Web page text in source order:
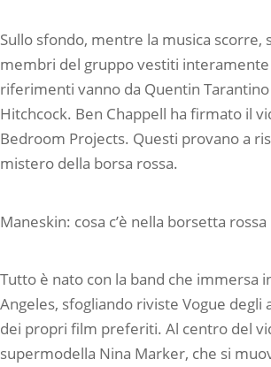
Sullo sfondo, mentre la musica scorre,
membri del gruppo vestiti interamente
riferimenti vanno da Quentin
Hitchcock. Ben Chappell ha firmato il
Bedroom Projects. Questi provano a
mistero della borsa rossa.
Maneskin: cosa c’è nella borsetta rossa
Tutto è nato con la band che immersa
Angeles, sfogliando riviste Vogue degli
dei propri film preferiti. Al centro del
supermodella Nina Marker, che si